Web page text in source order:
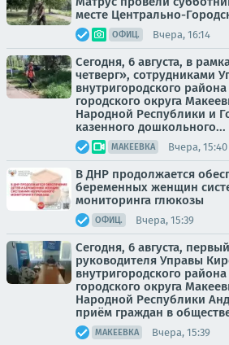
месте Центрально-
ОФИЦ. Вчера, 16:14
Сегодня, 6 августа, в
четверг», сотрудниками
внутригородского
городского округа
Народной Республики и
казенного дошкольного...
МАКЕЕВКА Вчера, 15:40
В ДНР продолжается
беременных женщин
мониторинга глюкозы
ОФИЦ. Вчера, 15:39
Сегодня, 6 августа,
руководителя Управы
внутригородского
городского округа
Народной Республики
приём граждан в
МАКЕЕВКА Вчера, 15:39